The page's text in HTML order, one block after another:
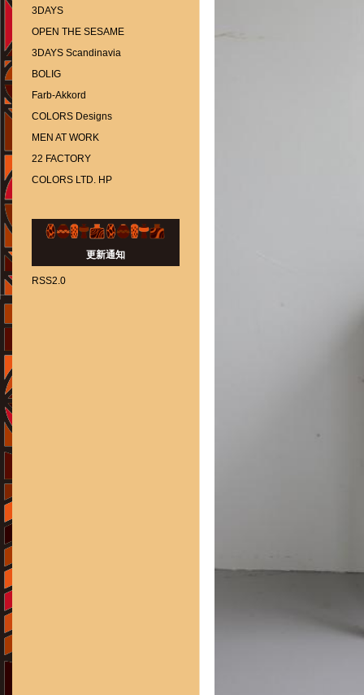
3DAYS
OPEN THE SESAME
3DAYS Scandinavia
BOLIG
Farb-Akkord
COLORS Designs
MEN AT WORK
22 FACTORY
COLORS LTD. HP
更新通知
RSS2.0